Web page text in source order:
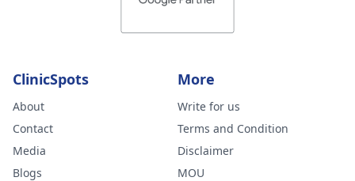
ClinicSpots
About
Contact
Media
Blogs
More
Write for us
Terms and Condition
Disclaimer
MOU